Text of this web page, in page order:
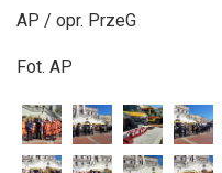
AP / opr. PrzeG
Fot. AP